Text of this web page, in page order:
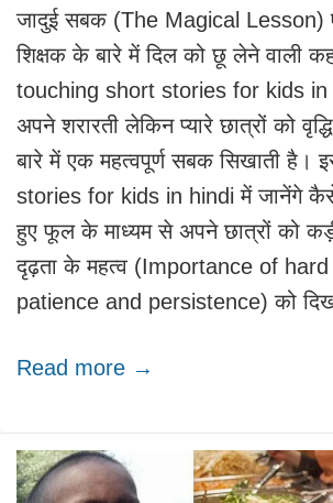
जादुई सबक (The Magical Lesson)
शिक्षक के बारे में दिल को छू लेने वाली
touching short stories for kids in
अपने शरारती लेकिन प्यारे छात्रों को
बारे में एक महत्वपूर्ण सबक सिखाती है।
stories for kids in hindi में जानेंगे
हुए फूल के माध्यम से अपने छात्रों को
दृढ़ता के महत्व (Importance of
patience and persistence) को
Read more →